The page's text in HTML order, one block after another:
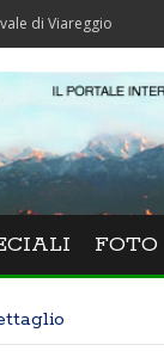
FOTO